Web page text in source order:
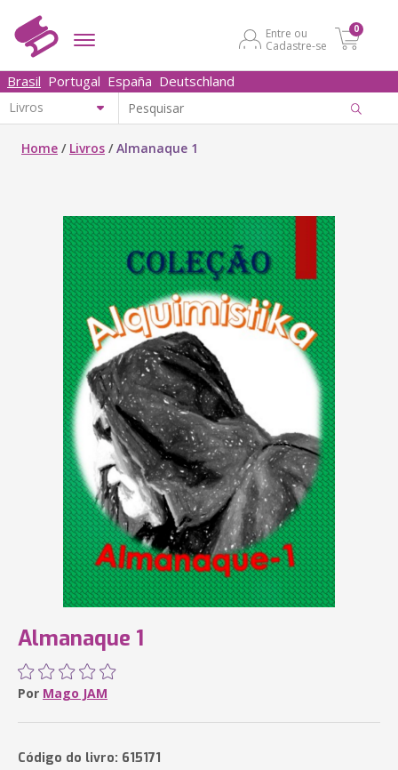
Entre ou
Cadastre-se
0
Brasil Portugal España Deutschland
Home / Livros /Almanaque 1
Almanaque 1
Por Mago JAM
Código do livro: 615171